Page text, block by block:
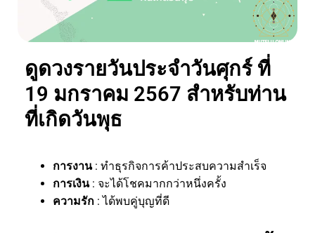
ดูดวงรายวันประจำวันศุกร์ ที่
19 มกราคม 2567 สำหรับท่าน
ที่เกิดวันพุธ
การงาน: ทำธุรกิจการค้าประสบความสำเร็จ
การเงิน: จะได้โชคมากกว่าหนึ่งครั้ง
ความรัก : ได้พบคู่บุญที่ดี